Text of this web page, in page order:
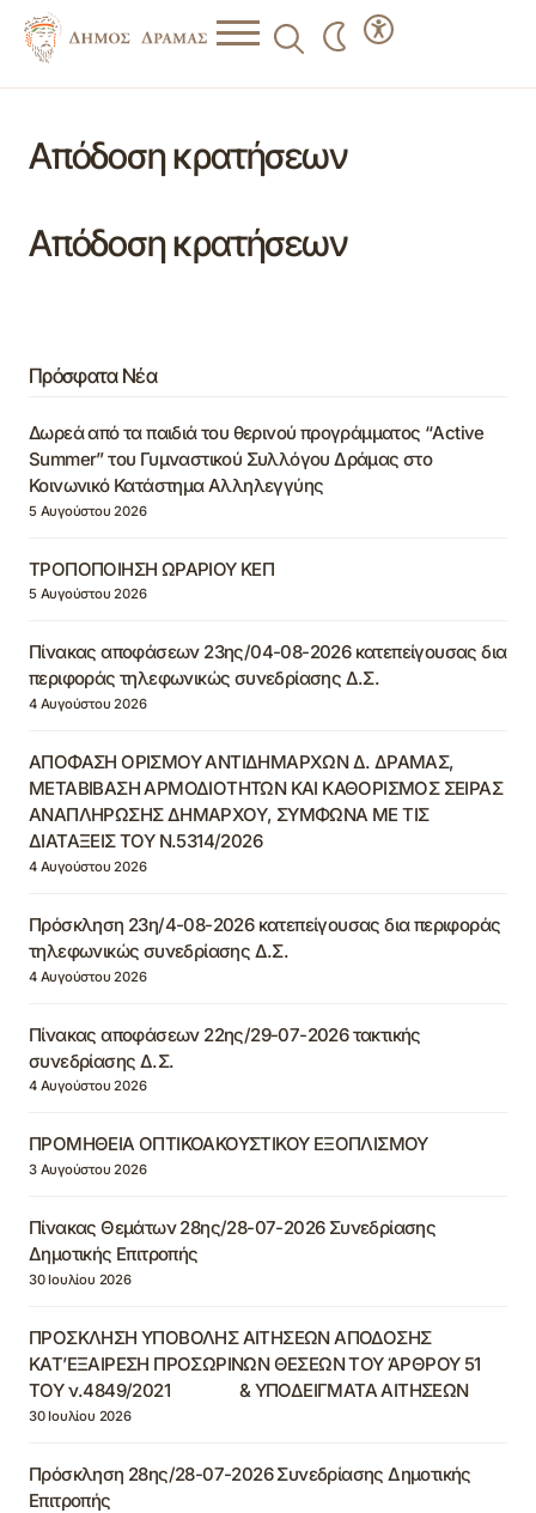
Απόδοση κρατήσεων
Απόδοση κρατήσεων
Πρόσφατα Νέα
Δωρεά από τα παιδιά του θερινού προγράμματος “Active
Summer” του Γυμναστικού Συλλόγου Δράμας στο
Κοινωνικό Κατάστημα Αλληλεγγύης
5 Αυγούστου 2026
ΤΡΟΠΟΠΟΙΗΣΗ ΩΡΑΡΙΟΥ ΚΕΠ
5 Αυγούστου 2026
Πίνακας αποφάσεων 23ης/04-08-2026 κατεπείγουσας δια
περιφοράς τηλεφωνικώς συνεδρίασης Δ.Σ.
4 Αυγούστου 2026
ΑΠΟΦΑΣΗ ΟΡΙΣΜΟΥ ΑΝΤΙΔΗΜΑΡΧΩΝ Δ. ΔΡΑΜΑΣ,
ΜΕΤΑΒΙΒΑΣΗ ΑΡΜΟΔΙΟΤΗΤΩΝ ΚΑΙ ΚΑΘΟΡΙΣΜΟΣ ΣΕΙΡΑΣ
ΑΝΑΠΛΗΡΩΣΗΣ ΔΗΜΑΡΧΟΥ, ΣΥΜΦΩΝΑ ΜΕ ΤΙΣ
ΔΙΑΤΑΞΕΙΣ ΤΟΥ Ν.5314/2026
4 Αυγούστου 2026
Πρόσκληση 23η/4-08-2026 κατεπείγουσας δια περιφοράς
τηλεφωνικώς συνεδρίασης Δ.Σ.
4 Αυγούστου 2026
Πίνακας αποφάσεων 22ης/29-07-2026 τακτικής
συνεδρίασης Δ.Σ.
4 Αυγούστου 2026
ΠΡΟΜΗΘΕΙΑ ΟΠΤΙΚΟΑΚΟΥΣΤΙΚΟΥ ΕΞΟΠΛΙΣΜΟΥ
3 Αυγούστου 2026
Πίνακας Θεμάτων 28ης/28-07-2026 Συνεδρίασης
Δημοτικής Επιτροπής
30 Ιουλίου 2026
ΠΡΟΣΚΛΗΣΗ ΥΠΟΒΟΛΗΣ ΑΙΤΗΣΕΩΝ ΑΠΟΔΟΣΗΣ
ΚΑΤ’ΕΞΑΙΡΕΣΗ ΠΡΟΣΩΡΙΝΩΝ ΘΕΣΕΩΝ ΤΟΥ ΆΡΘΡΟΥ 51
ΤΟΥ ν.4849/2021 & ΥΠΟΔΕΙΓΜΑΤΑ ΑΙΤΗΣΕΩΝ
30 Ιουλίου 2026
Πρόσκληση 28ης/28-07-2026 Συνεδρίασης Δημοτικής
Επιτροπής